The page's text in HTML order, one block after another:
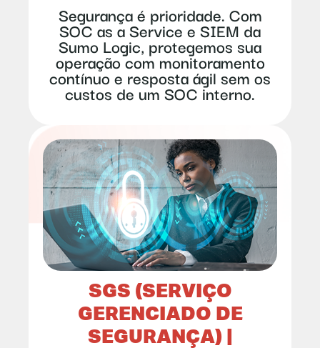
Segurança é prioridade. Com
SOC as a Service e SIEM da
Sumo Logic, protegemos sua
operação com monitoramento
contínuo e resposta ágil sem os
custos de um SOC interno.
SGS (SERVIÇO
GERENCIADO DE
SEGURANÇA) |